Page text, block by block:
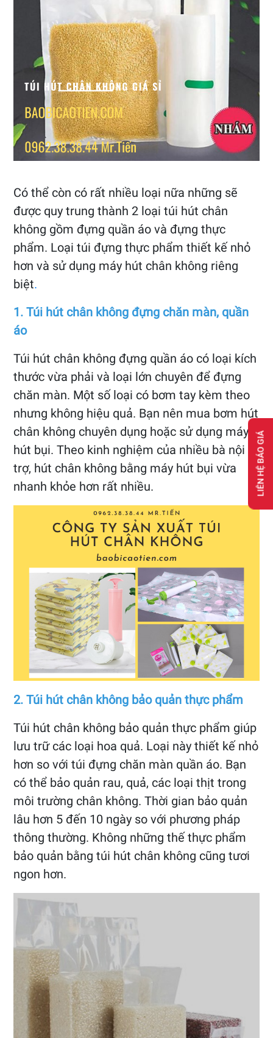
Có thể còn có rất nhiều loại nữa những sẽ
được quy trung thành 2 loại túi hút chân
không gồm đựng quần áo và đựng thực
phẩm. Loại túi đựng thực phẩm thiết kế nhỏ
hơn và sử dụng máy hút chân không riêng
biệt.
1. Túi hút chân không đựng chăn màn, quần
áo
Túi hút chân không đựng quần áo có loại kích
thước vừa phải và loại lớn chuyên để đựng
chăn màn. Một số loại có bơm tay kèm theo
nhưng không hiệu quả. Bạn nên mua bơm hút
chân không chuyên dụng hoặc sử dụng máy
hút bụi. Theo kinh nghiệm của nhiều bà nội
trợ, hút chân không bằng máy hút bụi vừa
nhanh khỏe hơn rất nhiều.
2. Túi hút chân không bảo quản thực phẩm
Túi hút chân không bảo quản thực phẩm giúp
lưu trữ các loại hoa quả. Loại này thiết kế nhỏ
hơn so với túi đựng chăn màn quần áo. Bạn
có thể bảo quản rau, quả, các loại thịt trong
môi trường chân không. Thời gian bảo quản
lâu hơn 5 đến 10 ngày so với phương pháp
thông thường. Không những thế thực phẩm
bảo quản bằng túi hút chân không cũng tươi
ngon hơn.
LIÊN HỆ BÁO GIÁ